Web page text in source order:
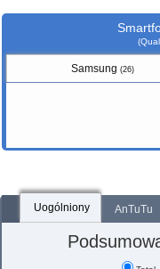
Samsung(26)
Uogólniony AnTuTu